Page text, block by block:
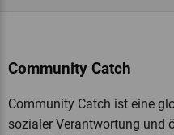
Community Catch
Community Catch ist eine
sozialer Verantwortung und